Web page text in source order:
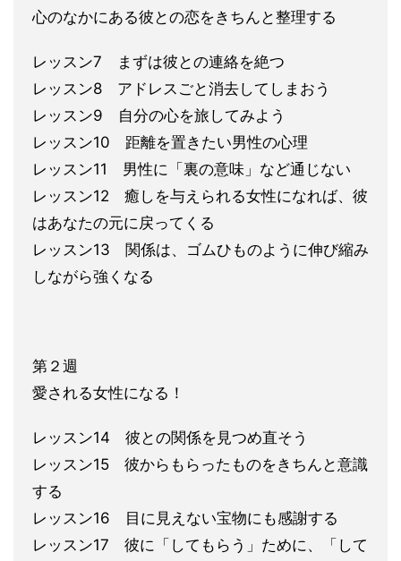
心のなかにある彼との恋をきちんと整理する
レッスン7 まずは彼との連絡を絶つ
レッスン8 アドレスごと消去してしまおう
レッスン9 自分の心を旅してみよう
レッスン10 距離を置きたい男性の心理
レッスン11 男性に「裏の意味」 など通じない
レッスン12 癒しを与えられる女性になれば、彼
はあなたの元に戻ってくる
レッスン13 関係は、ゴムひものように伸び縮み
しながら強くなる
第２週
愛される女性になる！
レッスン14 彼との関係を見つめ直そう
レッスン15 彼からもらったものをきちんと意識
する
レッスン16 目に 見えない宝物にも感謝する
レッスン17 彼に「してもらう」ために、「して